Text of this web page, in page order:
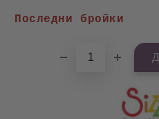
Последни бройки